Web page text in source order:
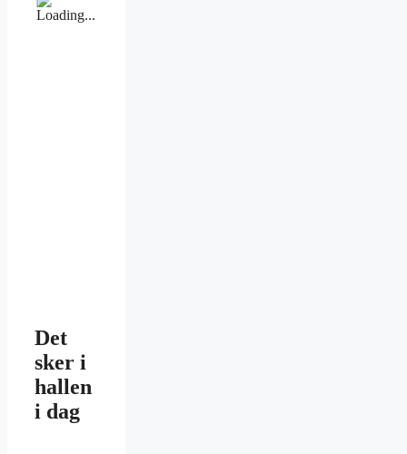
Det
sker i
hallen
i dag